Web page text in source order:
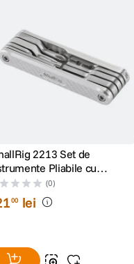
2213 Set de
Pliabile cu
si Chei
(0)
00 lei